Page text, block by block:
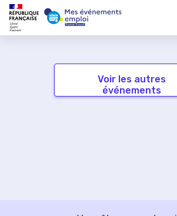
Voir les autres
événements